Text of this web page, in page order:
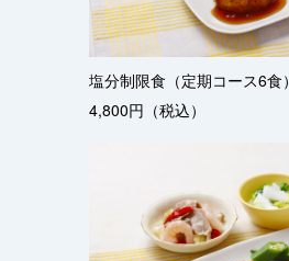
塩分制限食（定期コース6食）
4,800円（税込）